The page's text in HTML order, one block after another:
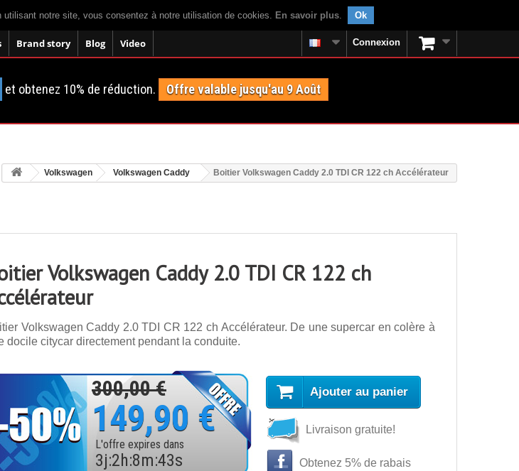
notre site, vous consentez à notre utilisation de cookies. En savoir plus. Ok
Brand story Blog Video Connexion
et obtenez 10% de réduction. Offre valable jusqu'au 9 Août
Volkswagen Volkswagen Caddy Boitier Volkswagen Caddy 2.0 TDI CR 122 ch Accélérateur
Volkswagen Caddy 2.0 TDI CR 122 ch
Volkswagen Caddy 2.0 TDI CR 122 ch Accélérateur. De une supercar en colère à
docile citycar directement pendant la conduite.
300,00 €
149,90 €
L'offre expires dans
3j:2h:8m:41s
Ajouter au panier
Livraison gratuite!
Obtenez 5% de rabais